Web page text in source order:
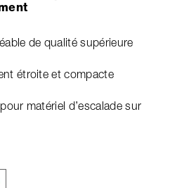
de qualité supérieure
étroite et compacte
matériel d’escalade sur